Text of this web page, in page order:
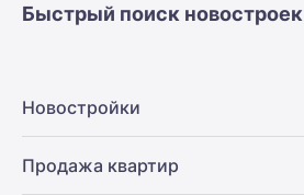
Быстрый поиск новостроек
Новостройки
Продажа квартир